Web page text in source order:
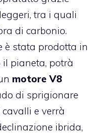
tra i quali
di carbonio.
è stata prodotta in
il pianeta, potrà
motore V8
di sprigionare
e verrà
ibrida,